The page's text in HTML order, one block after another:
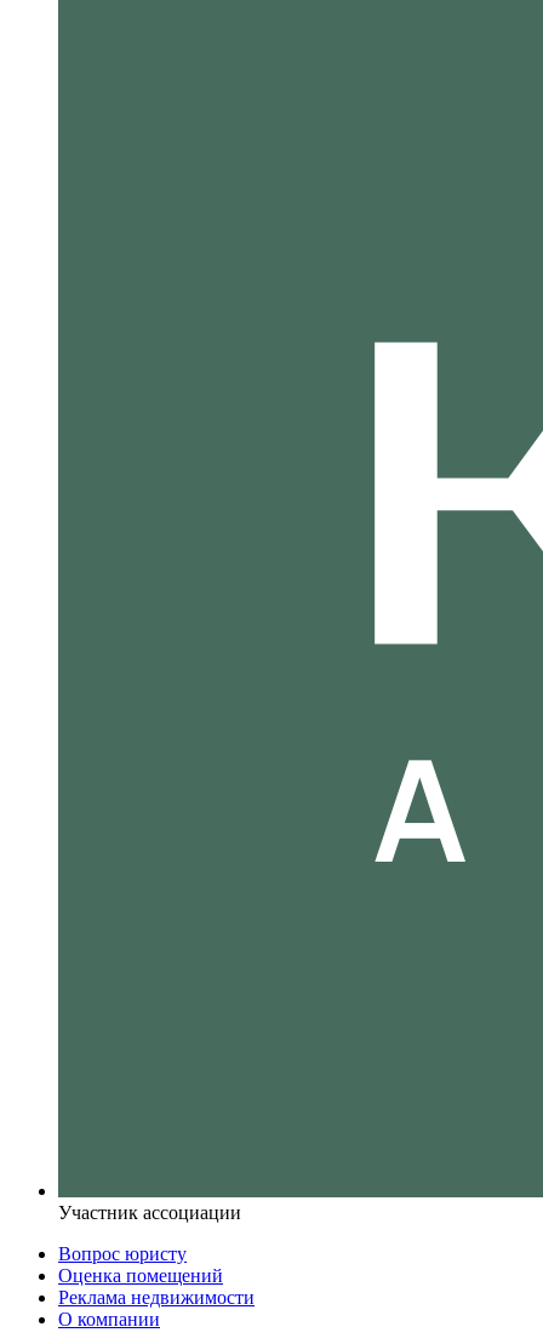
Участник ассоциации
Вопрос юристу
Оценка помещений
Реклама недвижимости
О компании